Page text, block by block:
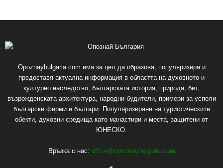
Opoznaybulgaria.com има за цел да образова, популяризира и
предоставя актуална информация в областта на духовното и
културно наследство, българската история, природа, бит,
възрожденската архитектура, народни будители, примери за успели
български фирми и българи. Популяризиране на туристическите
обекти, духовни средища като манастири и места, защитени от
ЮНЕСКО.
Връзка с нас: office@opoznaybulgaria.com